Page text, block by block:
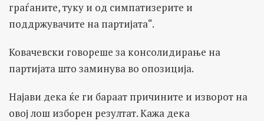
граѓаните, туку и од симпатизерите и
поддржувачите на партијата“.
Ковачевски говореше за консолидирање на
партијата што заминува во опозиција.
Најави дека ќе ги бараат причините и изворот на
овој лош изборен резултат. Кажа дека